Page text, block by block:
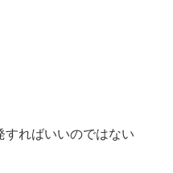
すればいいのではない